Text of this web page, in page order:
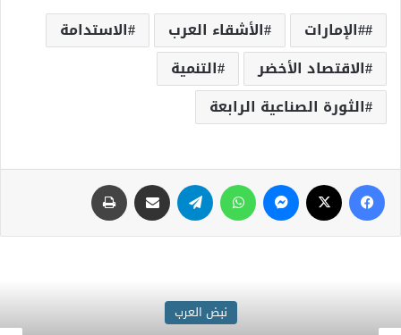
#الإمارات الأشقاء العرب
الاستدامة
الاقتصاد الأخضر
التنمية
الثورة الصناعية الرابعة
أخبار ومتابعات